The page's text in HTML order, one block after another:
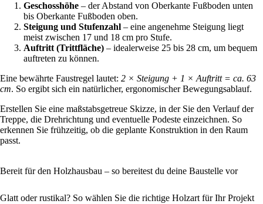
Geschosshöhe – der Abstand von Oberkante Fußboden unten
bis Oberkante Fußboden oben.
Steigung und Stufenzahl – eine angenehme Steigung liegt
meist zwischen 17 und 18 cm pro Stufe.
Auftritt (Trittfläche) – idealerweise 25 bis 28 cm, um bequem
auftreten zu können.
Eine bewährte Faustregel lautet: 2 × Steigung + 1 × Auftritt = ca. 63
cm. So ergibt sich ein natürlicher, ergonomischer Bewegungsablauf.
Erstellen Sie eine maßstabsgetreue Skizze, in der Sie den Verlauf der
Treppe, die Drehrichtung und eventuelle Podeste einzeichnen. So
erkennen Sie frühzeitig, ob die geplante Konstruktion in den Raum
passt.
Bereit für den Holzhausbau – so bereitest du deine Baustelle vor
Glatt oder rustikal? So wählen Sie die richtige Holzart für Ihr Projekt